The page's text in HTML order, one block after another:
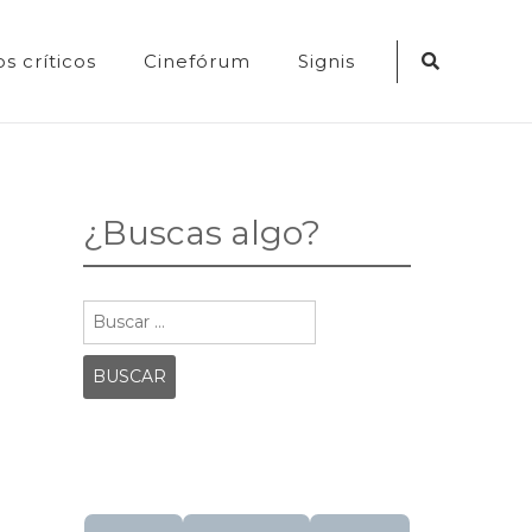
críticos Cinefórum Signis
Search
¿Buscas algo?